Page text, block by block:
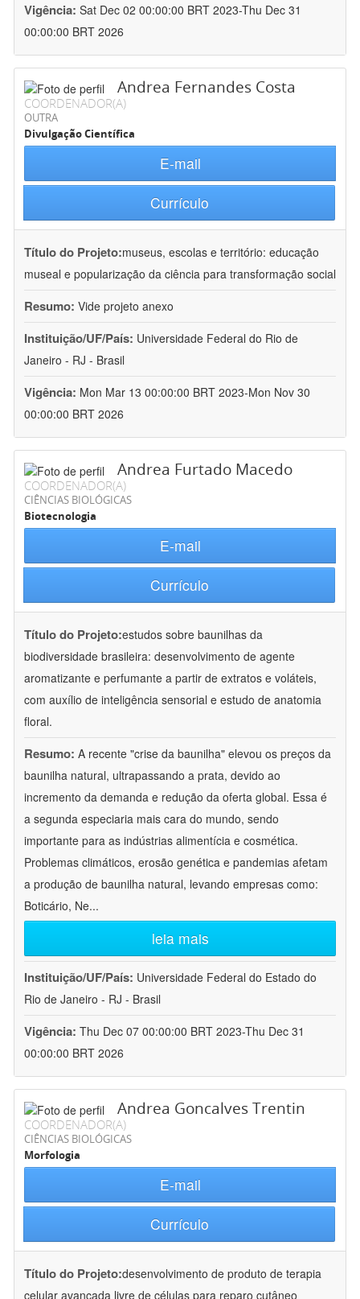
Vigência: Sat Dec 02 00:00:00 BRT 2023-Thu Dec 31
00:00:00 BRT 2026
Andrea Fernandes Costa
COORDENADOR(A)
OUTRA
Divulgação Científica
E-mail
Currículo
Título do Projeto:museus, escolas e território: educação
museal e popularização da ciência para transformação social
Resumo: Vide projeto anexo
Instituição/UF/País: Universidade Federal do Rio de
Janeiro - RJ - Brasil
Vigência: Mon Mar 13 00:00:00 BRT 2023-Mon Nov 30
00:00:00 BRT 2026
Andrea Furtado Macedo
COORDENADOR(A)
CIÊNCIAS BIOLÓGICAS
Biotecnologia
E-mail
Currículo
Título do Projeto:estudos sobre baunilhas da
biodiversidade brasileira: desenvolvimento de agente
aromatizante e perfumante a partir de extratos e voláteis,
com auxílio de inteligência sensorial e estudo de anatomia
floral.
Resumo: A recente "crise da baunilha" elevou os preços da
baunilha natural, ultrapassando a prata, devido ao
incremento da demanda e redução da oferta global. Essa é
a segunda especiaria mais cara do mundo, sendo
importante para as indústrias alimentícia e cosmética.
Problemas climáticos, erosão genética e pandemias afetam
a produção de baunilha natural, levando empresas como:
Boticário, Ne...
leia mais
Instituição/UF/País: Universidade Federal do Estado do
Rio de Janeiro - RJ - Brasil
Vigência: Thu Dec 07 00:00:00 BRT 2023-Thu Dec 31
00:00:00 BRT 2026
Andrea Goncalves Trentin
COORDENADOR(A)
CIÊNCIAS BIOLÓGICAS
Morfologia
E-mail
Currículo
Título do Projeto:desenvolvimento de produto de terapia
celular avançada livre de células para reparo cutâneo